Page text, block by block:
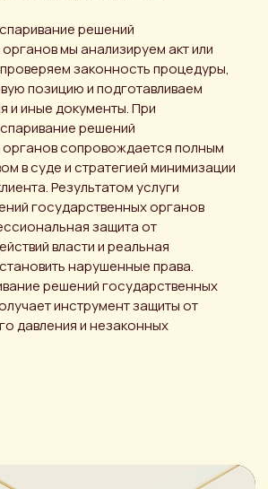
решений
мы анализируем акт или
законность процедуры,
позицию и подготавливаем
и иные документы. При
решений
сопровождается полным
в суде и стратегией минимизации
Результатом услуги
государственных органов
защита от
власти и реальная
нарушенные права.
решений государственных
инструмент защиты от
давления и незаконных